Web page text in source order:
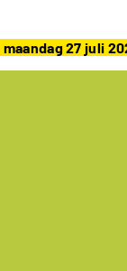
maandag 27 juli